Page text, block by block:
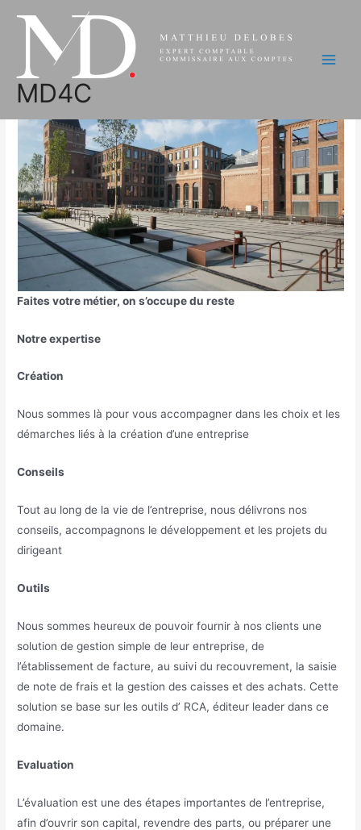
MD4C
accueil
Faites votre métier, on s’occupe du reste
Notre expertise
Création
Nous sommes là pour vous accompagner dans les choix et les
démarches liés à la création d’une entreprise
Conseils
Tout au long de la vie de l’entreprise, nous délivrons nos
conseils, accompagnons le développement et les projets du
dirigeant
Outils
Nous sommes heureux de pouvoir fournir à nos clients une
solution de gestion simple de leur entreprise, de
l’établissement de facture, au suivi du recouvrement, la saisie
de note de frais et la gestion des caisses et des achats. Cette
solution se base sur les outils d’ RCA, éditeur leader dans ce
domaine.
Evaluation
L’évaluation est une des étapes importantes de l’entreprise,
afin d’ouvrir son capital, revendre des parts, ou préparer une